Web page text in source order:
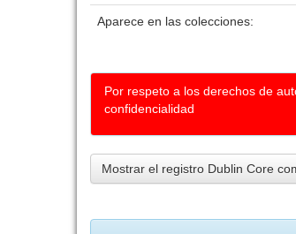
Aparece en las colecciones:
Por respeto a los derechos de
confidencialidad
Mostrar el registro Dublin Core